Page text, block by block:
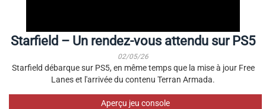
Starfield – Un rendez-vous attendu sur PS5
02/05/26
Starfield débarque sur PS5, en même temps que la mise à jour Free
Lanes et l'arrivée du contenu Terran Armada.
Aperçu jeu console